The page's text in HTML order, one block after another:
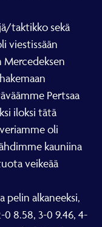
taktikko sekä
viestissään
Mercedeksen
Pertsaa
iloksi tätä
oli
kauniina
veikeää
pelin alkaneeksi,
0 8.58, 3-0 9.46, 4-